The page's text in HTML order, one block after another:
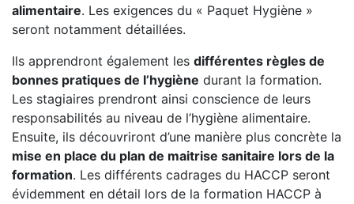
alimentaire. Les exigences du « Paquet Hygiène »
seront notamment détaillées.
Ils apprendront également les différentes règles de
bonnes pratiques de l’hygiène durant la formation.
Les stagiaires prendront ainsi conscience de leurs
responsabilités au niveau de l’hygiène alimentaire.
Ensuite, ils découvriront d’une manière plus concrète la
mise en place du plan de maitrise sanitaire lors de la
formation. Les différents cadrages du HACCP seront
évidemment en détail lors de la formation HACCP à